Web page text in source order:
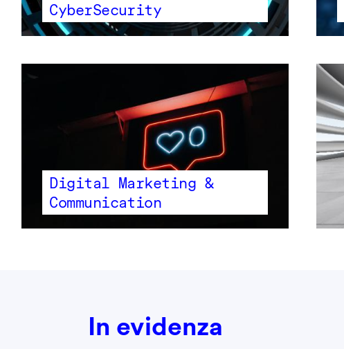
CyberSecurity
Digital Marketing &
Communication
In evidenza